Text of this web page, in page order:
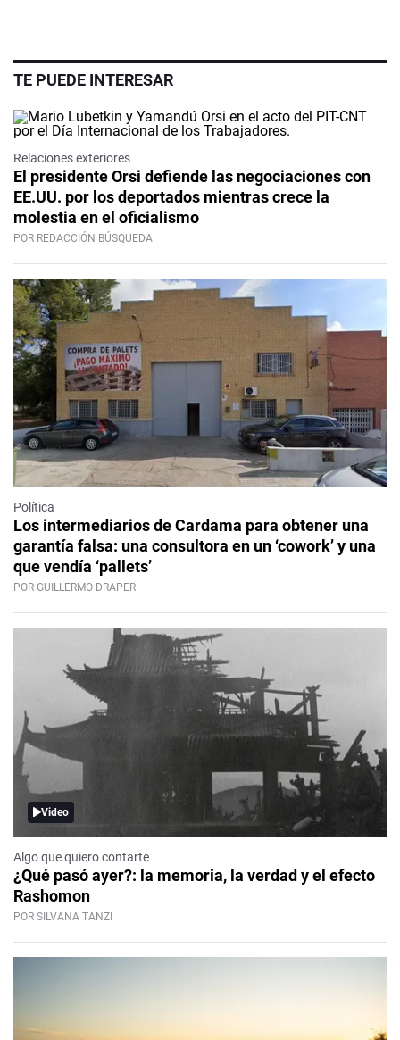
TE PUEDE INTERESAR
Relaciones exteriores
El presidente Orsi defiende las negociaciones con
EE.UU. por los deportados mientras crece la
molestia en el oficialismo
POR REDACCIÓN BÚSQUEDA
Política
Los intermediarios de Cardama para obtener una
garantía falsa: una consultora en un ‘cowork’ y una
que vendía ‘pallets’
POR GUILLERMO DRAPER
Video
Algo que quiero contarte
¿Qué pasó ayer?: la memoria, la verdad y el efecto
Rashomon
POR SILVANA TANZI